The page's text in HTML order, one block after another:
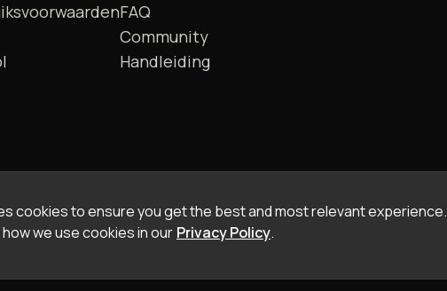
FAQ
Community
Handleiding
cookies to ensure you get the best and most relevant experience.
we use cookies in our Privacy Policy.